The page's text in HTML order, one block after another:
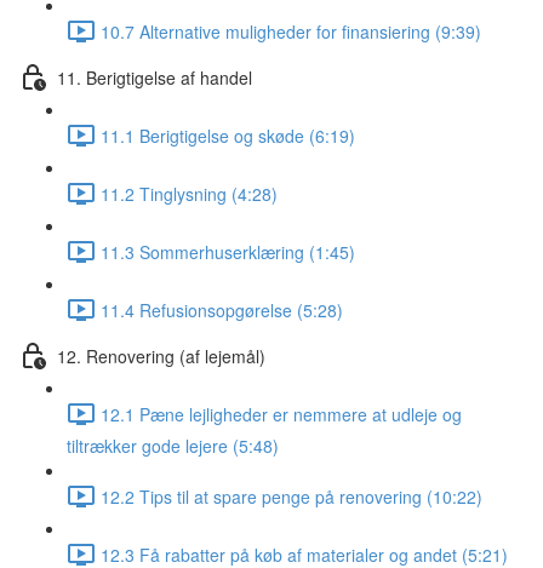
10.7 Alternative muligheder for finansiering (9:39)
11. Berigtigelse af handel
11.1 Berigtigelse og skøde (6:19)
11.2 Tinglysning (4:28)
11.3 Sommerhuserklæring (1:45)
11.4 Refusionsopgørelse (5:28)
12. Renovering (af lejemål)
12.1 Pæne lejligheder er nemmere at udleje og
tiltrækker gode lejere (5:48)
12.2 Tips til at spare penge på renovering (10:22)
12.3 Få rabatter på køb af materialer og andet (5:21)